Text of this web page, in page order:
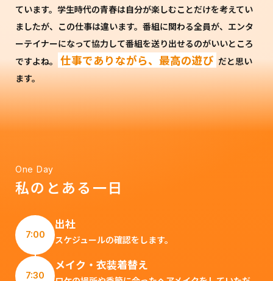
ています。学生時代の青春は自分が楽しむことだけを考えてい
ましたが、この仕事は違います。番組に関わる全員が、エンタ
ーテイナーになって協力して番組を送り出せるのがいいところ
ですよね。
仕事でありながら、最高の遊び だと思い
ます。
One Day
私のとある一日
7:00
出社
スケジュールの確認をします。
7:30
メイク・衣装着替え